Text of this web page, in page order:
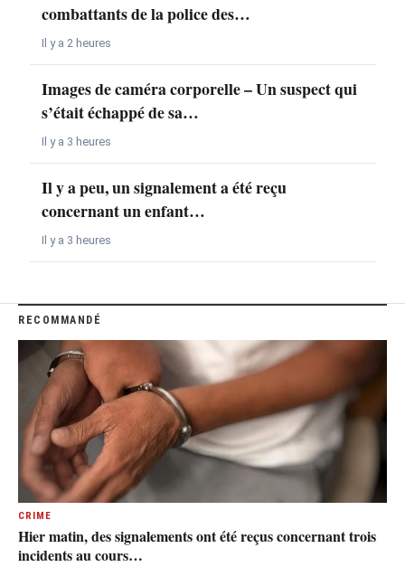
combattants de la police des…
Il y a 2 heures
Images de caméra corporelle – Un suspect qui
s’était échappé de sa…
Il y a 3 heures
Il y a peu, un signalement a été reçu
concernant un enfant…
Il y a 3 heures
RECOMMANDÉ
CRIME
Hier matin, des signalements ont été reçus concernant trois
incidents au cours…